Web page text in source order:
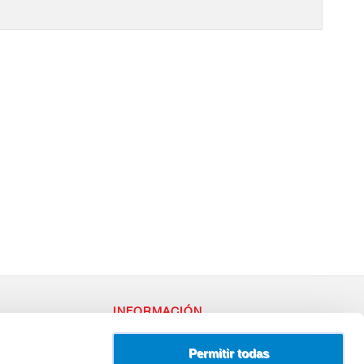
Permitir todas
INFORMACIÓN
Política de Privacidad
Uso de Cookies